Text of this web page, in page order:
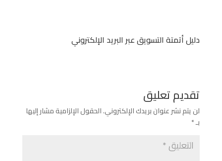
دليل أتمتة التسويق عبر البريد الإلكتروني
تقديم تعليق
لن يتم نشر عنوان بريدك الإلكتروني.الحقول الإلزامية مشار إليها
بـ*